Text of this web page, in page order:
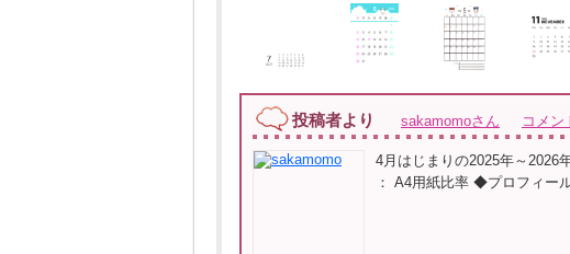
投稿者より sakamomoさん コメン
4月はじまりの2025年～
： A4用紙比率 ◆プロフィー